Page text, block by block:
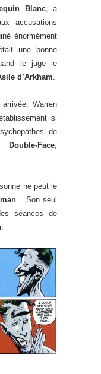
Blanc, a
accusations
énormément
une bonne
le juge le
d’Arkham.
Warren
si
de
Double-Face,
ne peut le
… Son seul
séances de